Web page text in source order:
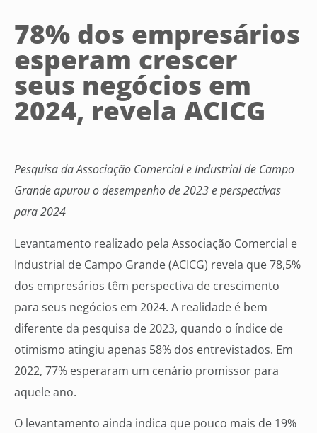
78% dos empresários
esperam crescer
seus negócios em
2024, revela ACICG
Pesquisa da Associação Comercial e Industrial de Campo
Grande apurou o desempenho de 2023 e perspectivas
para 2024
Levantamento realizado pela Associação Comercial e
Industrial de Campo Grande (ACICG) revela que 78,5%
dos empresários têm perspectiva de crescimento
para seus negócios em 2024. A realidade é bem
diferente da pesquisa de 2023, quando o índice de
otimismo atingiu apenas 58% dos entrevistados. Em
2022, 77% esperaram um cenário promissor para
aquele ano.
O levantamento ainda indica que pouco mais de 19%